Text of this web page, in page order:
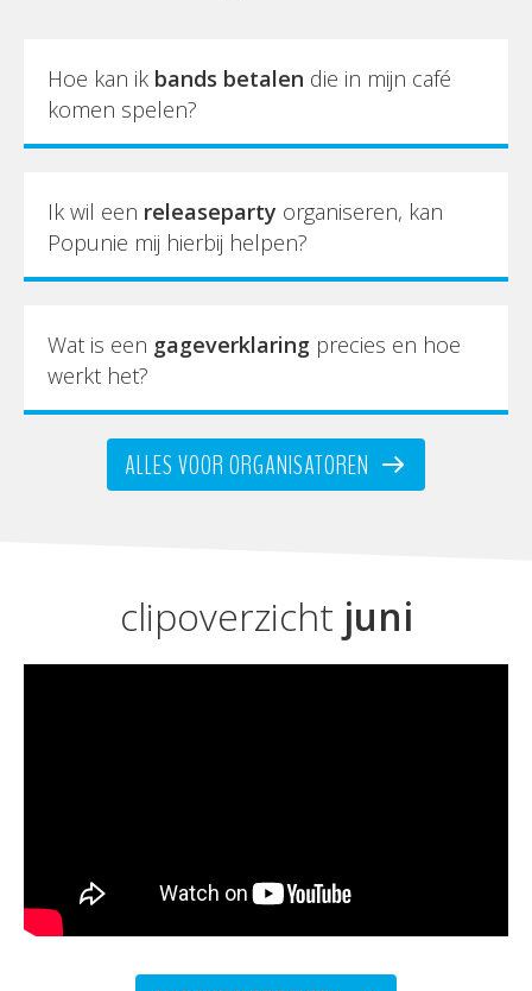
Hoe kan ik bands betalen die in mijn café
komen spelen?
Ik wil een releaseparty organiseren, kan
Popunie mij hierbij helpen?
Wat is een gageverklaring precies en hoe
werkt het?
ALLES VOOR ORGANISATOREN
clipoverzicht juni